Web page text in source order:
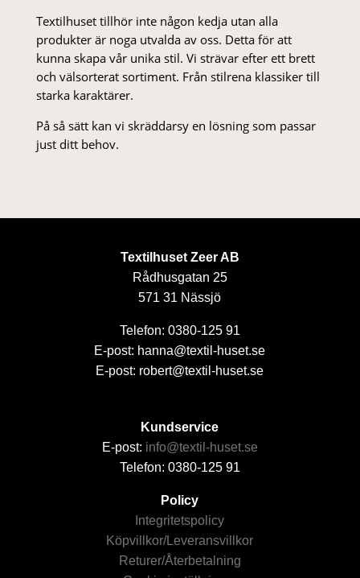
Textilhuset tillhör inte någon kedja utan alla
produkter är noga utvalda av oss. Detta för att
kunna skapa vår unika stil. Vi strä­var efter ett brett
och välsorterat sor­ti­ment. Från stil­rena klas­siker till
starka karaktärer.
På så sätt kan vi skräddarsy en lösning som passar
just ditt behov.
Textilhuset Zeer AB
Rådhusgatan 25
571 31 Nässjö
Telefon: 0380-125 91
E-post: hanna@textil-huset.se
E-post: robert@textil-huset.se
Kundservice
E-post: info@textil-huset.se
Telefon: 0380-125 91
Policy
Integritetspolicy
Köpvillkor/Leveransvillkor
Returer/Återbetalning